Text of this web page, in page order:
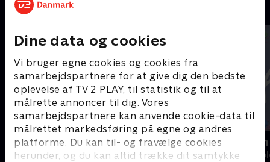
Dine data og cookies
Vi bruger egne cookies og cookies fra
samarbejdspartnere for at give dig den bedste
oplevelse af TV 2 PLAY, til statistik og til at
målrette annoncer til dig. Vores
samarbejdspartnere kan anvende cookie-data til
målrettet markedsføring på egne og andres
platforme. Du kan til- og fravælge cookies
herunder, og du kan altid trække dit samtykke
Andre så også
Slikbyggerne
Børne-underholdning • 3 sæsoner
Kreaklubben
Børne-